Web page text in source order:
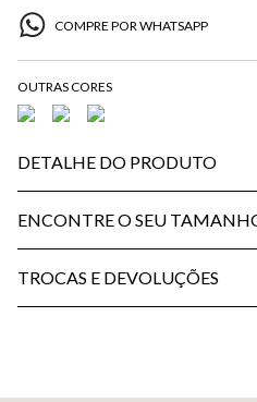
COMPRE POR WHATSAPP
DETALHE DO PRODUTO
ENCONTRE O SEU
TROCAS E DEVOLUÇÕES